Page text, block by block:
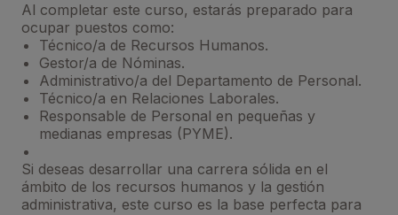
Al completar este curso, estarás preparado para
ocupar puestos como:
Técnico/a de Recursos Humanos.
Gestor/a de Nóminas.
Administrativo/a del Departamento de Personal.
Técnico/a en Relaciones Laborales.
Responsable de Personal en pequeñas y
medianas empresas (PYME).
Si deseas desarrollar una carrera sólida en el
ámbito de los recursos humanos y la gestión
administrativa, este curso es la base perfecta para